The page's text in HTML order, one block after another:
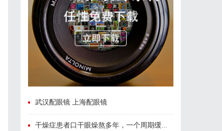
武汉配眼镜 上海配眼镜
干燥症患者口干眼燥熬多年，一个周期缓过来？老中医：一张辨证方对症，身体找回津液